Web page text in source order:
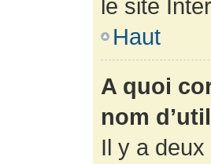
le site
Haut
A quoi
nom
Il y a